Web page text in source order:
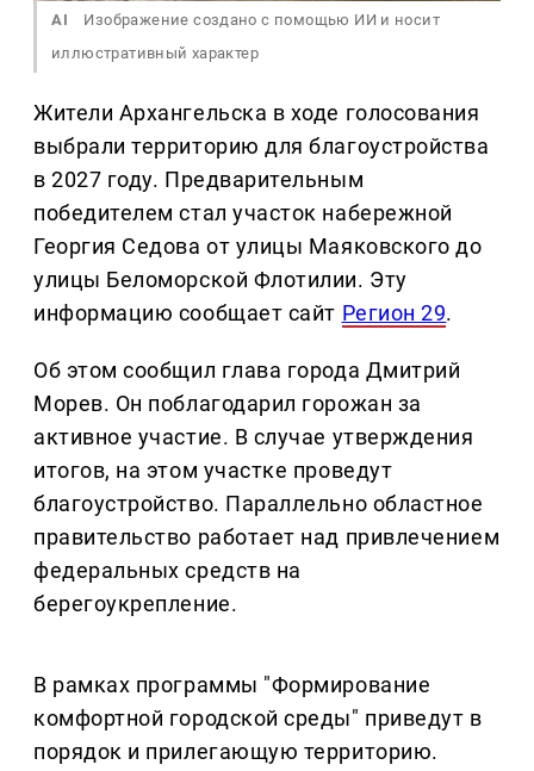
AI
Изображение создано с помощью ИИ и носит
иллюстративный характер
Жители Архангельска в ходе голосования
выбрали территорию для благоустройства
в 2027 году. Предварительным
победителем стал участок набережной
Георгия Седова от улицы Маяковского до
улицы Беломорской Флотилии. Эту
информацию сообщает сайт Регион 29.
Об этом сообщил глава города Дмитрий
Морев. Он поблагодарил горожан за
активное участие. В случае утверждения
итогов, на этом участке проведут
благоустройство. Параллельно областное
правительство работает над привлечением
федеральных средств на
берегоукрепление.
В рамках программы "Формирование
комфортной городской среды" приведут в
порядок и прилегающую территорию.